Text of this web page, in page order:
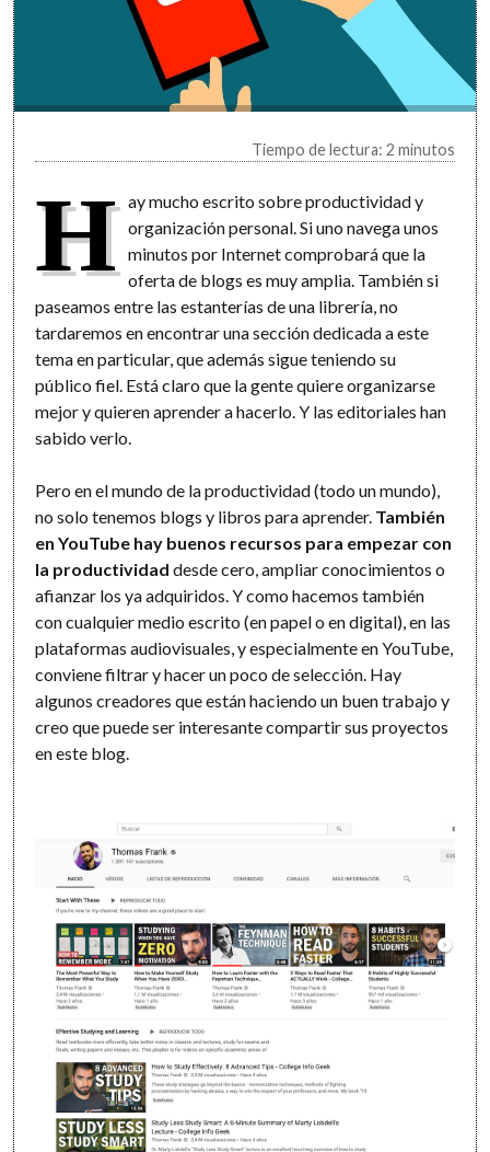
Tiempo de lectura: 2 minutos
H ay mucho escrito sobre productividad y
organización personal. Si uno navega unos
minutos por Internet comprobará que la
oferta de blogs es muy amplia. También si
paseamos entre las estanterías de una librería, no
tardaremos en encontrar una sección dedicada a este
tema en particular, que además sigue teniendo su
público fiel. Está claro que la gente quiere organizarse
mejor y quieren aprender a hacerlo. Y las editoriales han
sabido verlo.
Pero en el mundo de la productividad (todo un mundo),
no solo tenemos blogs y libros para aprender. También
en YouTube hay buenos recursos para empezar con
la productividad desde cero, ampliar conocimientos o
afianzar los ya adquiridos. Y como hacemos también
con cualquier medio escrito (en papel o en digital), en las
plataformas audiovisuales, y especialmente en YouTube,
conviene filtrar y hacer un poco de selección. Hay
algunos creadores que están haciendo un buen trabajo y
creo que puede ser interesante compartir sus proyectos
en este blog.